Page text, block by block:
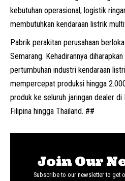
kebutuhan operasional, logistik
membutuhkan kendaraan listrik
Pabrik perakitan perusahaan
Semarang. Kehadirannya
pertumbuhan industri kendaraan
mempercepat produksi hingga
produk ke seluruh jaringan dealer
Filipina hingga Thailand. ##
Join Our
Subscribe to our newsletter to get